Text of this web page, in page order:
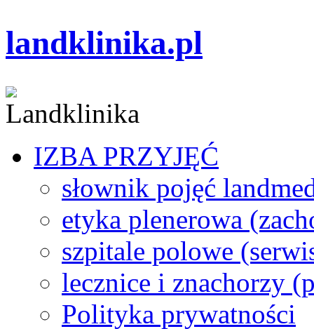
landklinika.pl
IZBA PRZYJĘĆ
słownik pojęć
etyka plenerowa
szpitale polowe
lecznice i znachorzy
Polityka prywatności